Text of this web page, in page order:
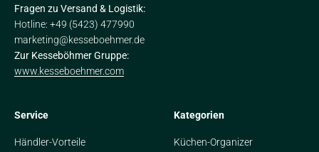
Fragen zu Versand & Logistik:
Hotline: +49 (5423) 477990
marketing@kesseboehmer.de
Zur Kesseböhmer Gruppe:
www.kesseboehmer.com
Service
Händler-Vorteile
Kategorien
Küchen-Organizer